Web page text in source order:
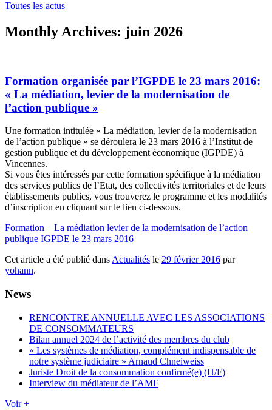
Toutes les actus
Monthly Archives: juin 2026
Formation organisée par l’IGPDE le 23 mars 2016:
« La médiation, levier de la modernisation de
l’action publique »
Une formation intitulée « La médiation, levier de la modernisation
de l’action publique » se déroulera le 23 mars 2016 à l’Institut de
gestion publique et du développement économique (IGPDE) à
Vincennes.
Si vous êtes intéressés par cette formation spécifique à la médiation
des services publics de l’Etat, des collectivités territoriales et de leurs
établissements publics, vous trouverez le programme et les modalités
d’inscription en cliquant sur le lien ci-dessous.
Formation – La médiation levier de la modernisation de l’action
publique IGPDE le 23 mars 2016
Cet article a été publié dansActualités le 29 février 2016 par
yohann.
News
RENCONTRE ANNUELLE AVEC LES ASSOCIATIONS
DE CONSOMMATEURS
Bilan annuel 2024 de l’activité des membres du club
« Les systèmes de médiation, complément indispensable de
notre système judiciaire » Arnaud Chneiweiss
Juriste Droit de la consommation confirmé(e) (H/F)
Interview du médiateur de l’AMF
Voir +